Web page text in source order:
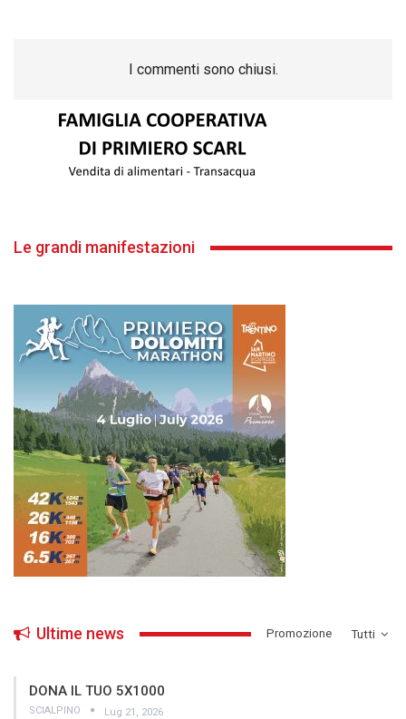
I commenti sono chiusi.
Le grandi manifestazioni
Tutti
Ultime news ­Promozione
DONA IL TUO 5X1000
SCIALPINO Lug 21, 2026